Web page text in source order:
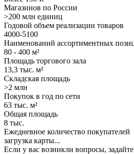
Магазинов по России
>200 млн единиц
Годовой объем реализации товаров
4000-5100
Наименований ассортиментных
80 - 400 м²
Площадь торгового зала
13,3 тыс. м²
Складская площадь
>2 млн
Покупок в год по сети
63 тыс. м²
Общая площадь
8 тыс.
Ежедневное количество покупателей
загрузка карты...
Если у вас возникли вопросы,